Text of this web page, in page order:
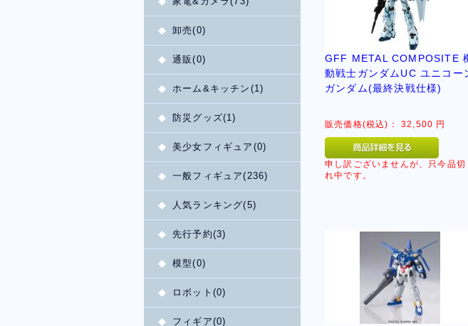
卸売(0)
通販(0)
ホーム&キッチン(1)
防災グッズ(1)
美少女フィギュア(0)
一般フィギュア(236)
人気ランキング(5)
先行予約(3)
模型(0)
ロボット(0)
フィギア(0)
GFF METAL COMPOSITE
動戦士ガンダムUC ユニコー
ガンダム(最終決戦仕様)
販売価格(税込)： 32,500 円
申し訳ございませんが、只今品切
れ中です。